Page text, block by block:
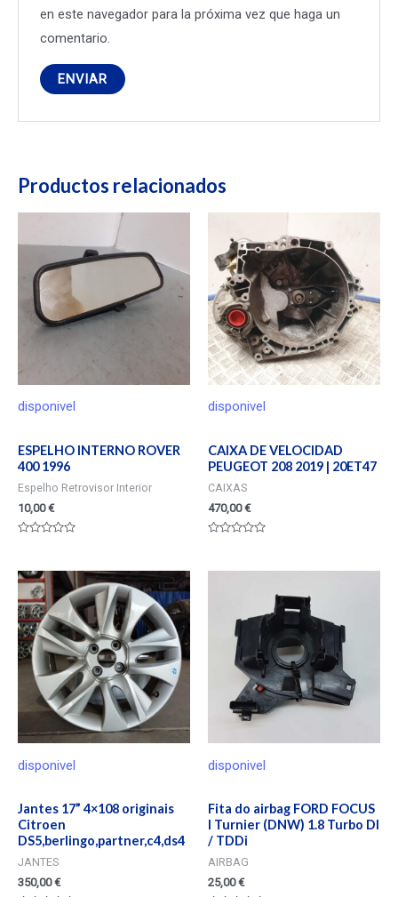
en este navegador para la próxima vez que haga un
comentario.
Productos relacionados
disponivel
ESPELHO INTERNO ROVER
400 1996
Espelho Retrovisor Interior
10,00€
de
5
disponivel
CAIXA DE VELOCIDAD
PEUGEOT 208 2019 | 20ET47
CAIXAS
470,00€
disponivel
Jantes 17” 4×108 originais
Citroen
DS5,berlingo,partner,c4,ds4
JANTES
350,00€
disponivel
Fita do airbag FORD FOCUS
I Turnier (DNW) 1.8 Turbo DI
/ TDDi
AIRBAG
25,00€